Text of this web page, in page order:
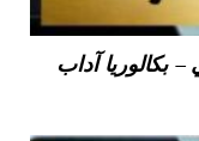
بكالوريا آداب